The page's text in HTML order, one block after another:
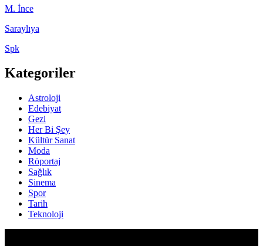
M. İnce
Saraylıya
Spk
Kategoriler
Astroloji
Edebiyat
Gezi
Her Bi Şey
Kültür Sanat
Moda
Röportaj
Sağlık
Sinema
Spor
Tarih
Teknoloji